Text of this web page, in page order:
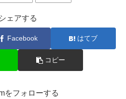
シェアする
Facebook はてブ
コピー
をフォローする